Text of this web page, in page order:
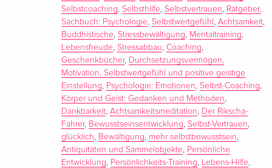
aufgewachsen, war jüngster Schwarzgurt und deutscher
Meister im Taekwondo und Teil der Nationalmannschaft. Er ist
Diplom-Wirtschaftsingenieur und promovierte in
Motivationspsychologie. "Verlasse die Welt ein wenig
schöner, als du sie vorgefunden hast.“ Dieser Satz seiner aus
Indien stammenden Eltern prägte Biyons Kindheit.
Deutschlandweite Bekanntheit erlangte Biyon durch seine
motivierenden Videos auf Facebook und Instagram, die
bereits viele Millionen Mal aufgerufen wurden. Biyon ist
davon überzeugt, dass jeder Mensch dazu fähig ist, sein
Potenzial zu entfalten, unabhängig von Alter, Herkunft,
Selbstcoaching, Selbsthilfe, Selbstvertrauen, Ratgeber,
Sachbuch: Psychologie, Selbstwertgefühl , Achtsamkeit,
Buddhistische, Stressbewältigung, Mentaltraining,
Lebensfreude, Stressabbau, Coaching,
Geschenkbücher, Durchsetzungsvermögen,
Motivation, Selbstwertgefühl und positive geistige
Einstellung, Psychologie: Emotionen, Selbst-Coaching,
Körper und Geist: Gedanken und Methoden,
Dankbarkeit, Achtsamkeitsmeditation, Der Rikscha-
Fahrer, Bewusstseinsentwicklung, Selbst-Vertrauen,
glücklich, Bewältigung, mehr selbstbewusstsein,
Antiquitäten und Sammelobjekte, Persönliche
Entwicklung, Persönlichkeits-Training, Lebens-Hilfe,